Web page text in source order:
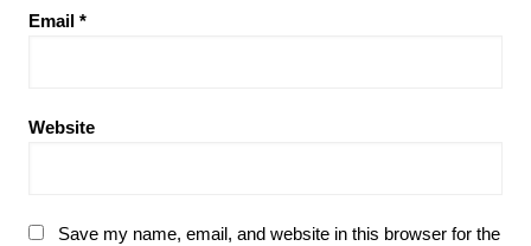
Email *
Website
Save my name, email, and website in this browser for the